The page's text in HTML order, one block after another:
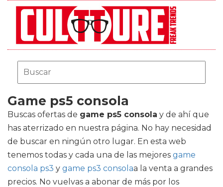
Game ps5 consola
Buscas ofertas de game ps5 consola y de ahí que
has aterrizado en nuestra página. No hay necesidad
de buscar en ningún otro lugar. En esta web
tenemos todas y cada una de las mejores game
consola ps3 y game ps3 consolaa la venta a grandes
precios. No vuelvas a abonar de más por los